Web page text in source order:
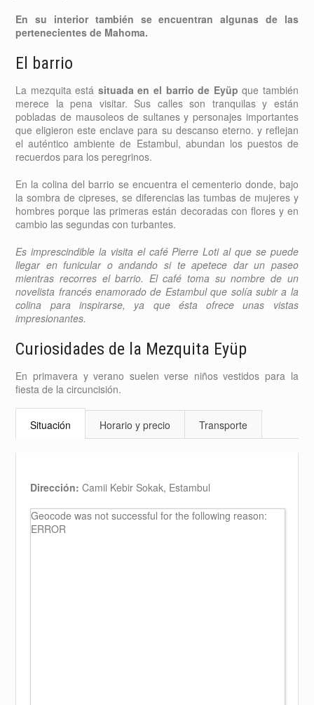
En su interior también se encuentran algunas de las
pertenecientes de Mahoma.
El barrio
La mezquita está situada en el barrio de Eyüp que también
merece la pena visitar. Sus calles son tranquilas y están
pobladas de mausoleos de sultanes y personajes importantes
que eligieron este enclave para su descanso eterno. y reflejan
el auténtico ambiente de Estambul, abundan los puestos de
recuerdos para los peregrinos.
En la colina del barrio se encuentra el cementerio donde, bajo
la sombra de cipreses, se diferencias las tumbas de mujeres y
hombres porque las primeras están decoradas con flores y en
cambio las segundas con turbantes.
Es imprescindible la visita el café Pierre Loti al que se puede
llegar en funicular o andando si te apetece dar un paseo
mientras recorres el barrio. El café toma su nombre de un
novelista francés enamorado de Estambul que solía subir a la
colina para inspirarse, ya que ésta ofrece unas vistas
impresionantes.
Curiosidades de la Mezquita Eyüp
En primavera y verano suelen verse niños vestidos para la
fiesta de la circuncisión.
Situación Horario y precio Transporte
Dirección: Camii Kebir Sokak, Estambul
Geocode was not successful for the following reason:
ERROR